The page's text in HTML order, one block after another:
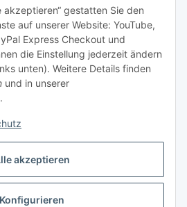
akzeptieren
Konfigurieren
akzeptieren“ gestatten Sie den
auf unserer Website: YouTube,
Express Checkout und
die Einstellung jederzeit ändern
unten). Weitere Details finden
und in unserer
.
widerrufen
USt., ** siehe Lieferbedingungen, zzgl.